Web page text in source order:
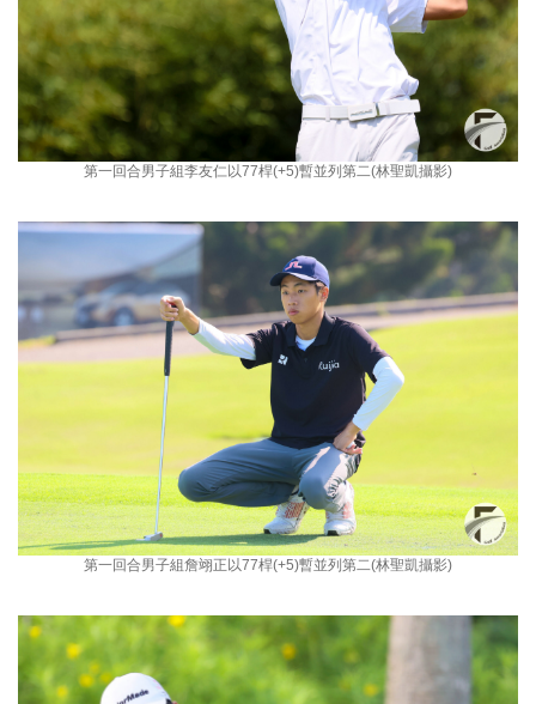
第一回合男子組李友仁以77桿(+5)暫並列第二(林聖凱攝影)
第一回合男子組詹翊正以77桿(+5)暫並列第二(林聖凱攝影)